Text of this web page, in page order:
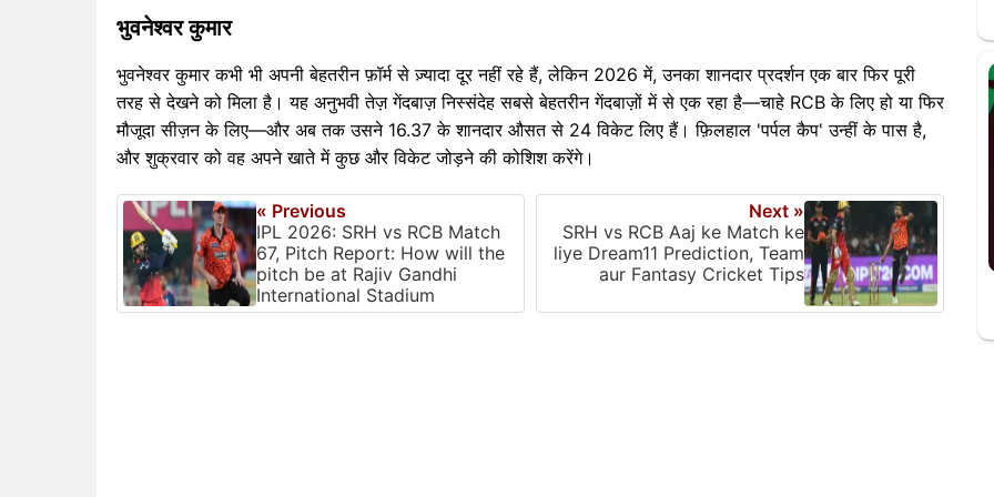
भुवनेश्वर कुमार
भुवनेश्वर कुमार कभी भी अपनी बेहतरीन फ़ॉर्म से ज़्यादा दूर नहीं रहे हैं, लेकिन 2026 में, उनका शानदार प्रदर्शन एक बार फिर पूरी
तरह से देखने को मिला है। यह अनुभवी तेज़ गेंदबाज़ निस्संदेह सबसे बेहतरीन गेंदबाज़ों में से एक रहा है—चाहे RCB के लिए हो या फिर
मौजूदा सीज़न के लिए—और अब तक उसने 16.37 के शानदार औसत से 24 विकेट लिए हैं। फ़िलहाल 'पर्पल कैप' उन्हीं के पास है,
और शुक्रवार को वह अपने खाते में कुछ और विकेट जोड़ने की कोशिश करेंगे।
« Previous
IPL 2026: SRH vs RCB Match
67, Pitch Report: How will the
pitch be at Rajiv Gandhi
International Stadium
Next »
SRH vs RCB Aaj ke Match ke
liye Dream11 Prediction, Team
aur Fantasy Cricket Tips